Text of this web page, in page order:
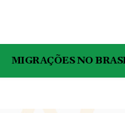
MIGRAÇÕES NO